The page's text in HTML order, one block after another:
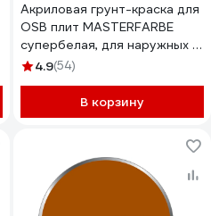
Акриловая грунт-краска для
OSB плит MASTERFARBE
супербелая, для наружных и
внутренних работ, 3 кг
4.9(54)
В корзину